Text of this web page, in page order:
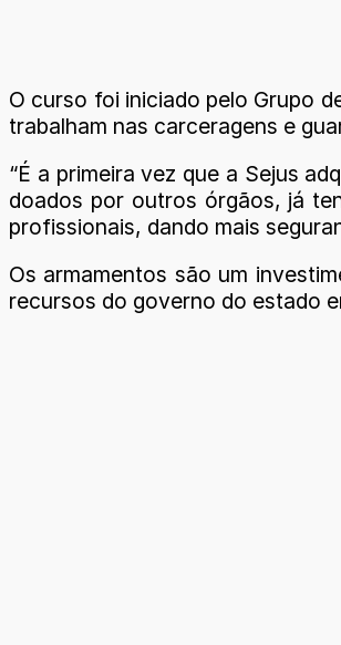
O curso foi iniciado pelo Grupo
trabalham nas carceragens e
“É a primeira vez que a Sejus
doados por outros órgãos, já
profissionais, dando mais
Os armamentos são um
recursos do governo do estado